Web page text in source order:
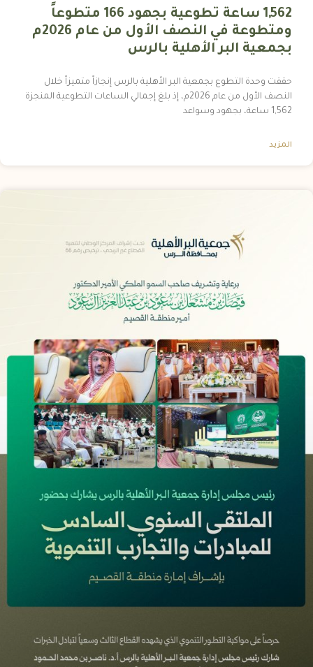
1,562 ساعة تطوعية بجهود 166 متطوعاً
ومتطوعة في النصف الأول من عام 2026م
بجمعية البر الأهلية بالرس
حققت وحدة التطوع بجمعية البر الأهلية بالرس إنجازاً متميزاً خلال
النصف الأول من عام 2026م، إذ بلغ إجمالي الساعات التطوعية المنجزة
1,562 ساعة، بجهود وسواعد
المزيد